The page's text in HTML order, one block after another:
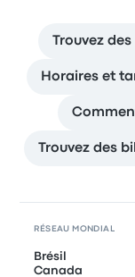
Trouvez
Horaires et
Trouvez des
RÉSEAU MONDIAL
Brésil
Canada